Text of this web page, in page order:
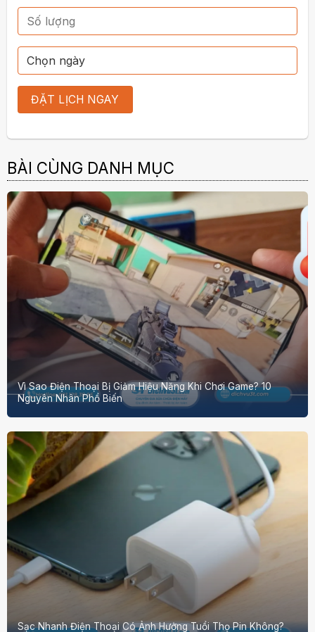
BÀI CÙNG DANH MỤC
Vì Sao Điện Thoại Bị Giảm Hiệu Năng Khi Chơi Game? 10
Nguyên Nhân Phổ Biến
Sạc Nhanh Điện Thoại Có Ảnh Hưởng Tuổi Thọ Pin Không?